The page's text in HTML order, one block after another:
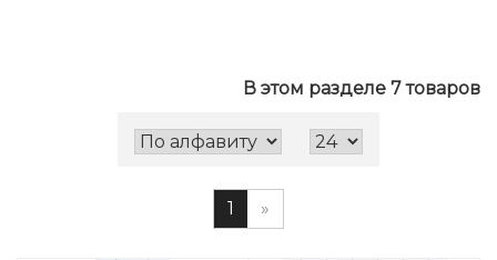
В этом разделе 7 товаров
1 »